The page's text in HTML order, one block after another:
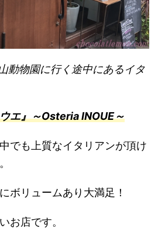
動物園に行く途中にあるイタ
エ』～Osteria INOUE～
でも上質なイタリアンが頂け
ボリュームあり大満足！
お店です。